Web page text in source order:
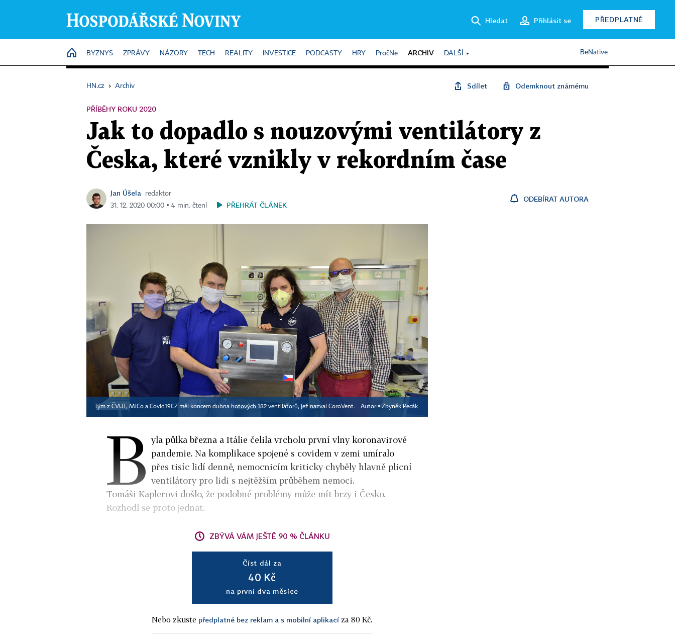
Hledat Přihlásit se PŘEDPLATNÉ
HOME
BYZNYS ZPRÁVY NÁZORY TECH REALITY INVESTICE PODCASTY HRY PročNe ARCHIV DALŠÍ BeNative
HN.cz › Archiv Sdílet Odemknout známému
PŘÍBĚHY ROKU 2020
Jak to dopadlo s nouzovými ventilátory z
Česka, které vznikly v rekordním čase
Jan Úšela
redaktor
31. 12. 2020 00:00 ▪ 4 min. čtení
PŘEHRÁT ČLÁNEK
ODEBÍRAT AUTORA
Tým z ČVUT, MICo a Covid19CZ měl koncem dubna hotových 182 ventilátorů, jež nazval CoroVent. Autor ▪Zbyněk Pecák
B yla půlka března a Itálie čelila vrcholu první vlny koronavirové
pandemie. Na komplikace spojené s covidem v zemi umíralo
přes tisíc lidí denně, nemocnicím kriticky chyběly hlavně plicní
ventilátory pro lidi s nejtěžším průběhem nemoci.
Tomáši Kaplerovi došlo, že podobné problémy může mít brzy i Česko.
Rozhodl se proto jednat.
ZBÝVÁ VÁM JEŠTĚ 90 % ČLÁNKU
Číst dál za
40 Kč
na první dva měsíce
Nebo zkuste předplatné bez reklam a s mobilní aplikací za 80 Kč.